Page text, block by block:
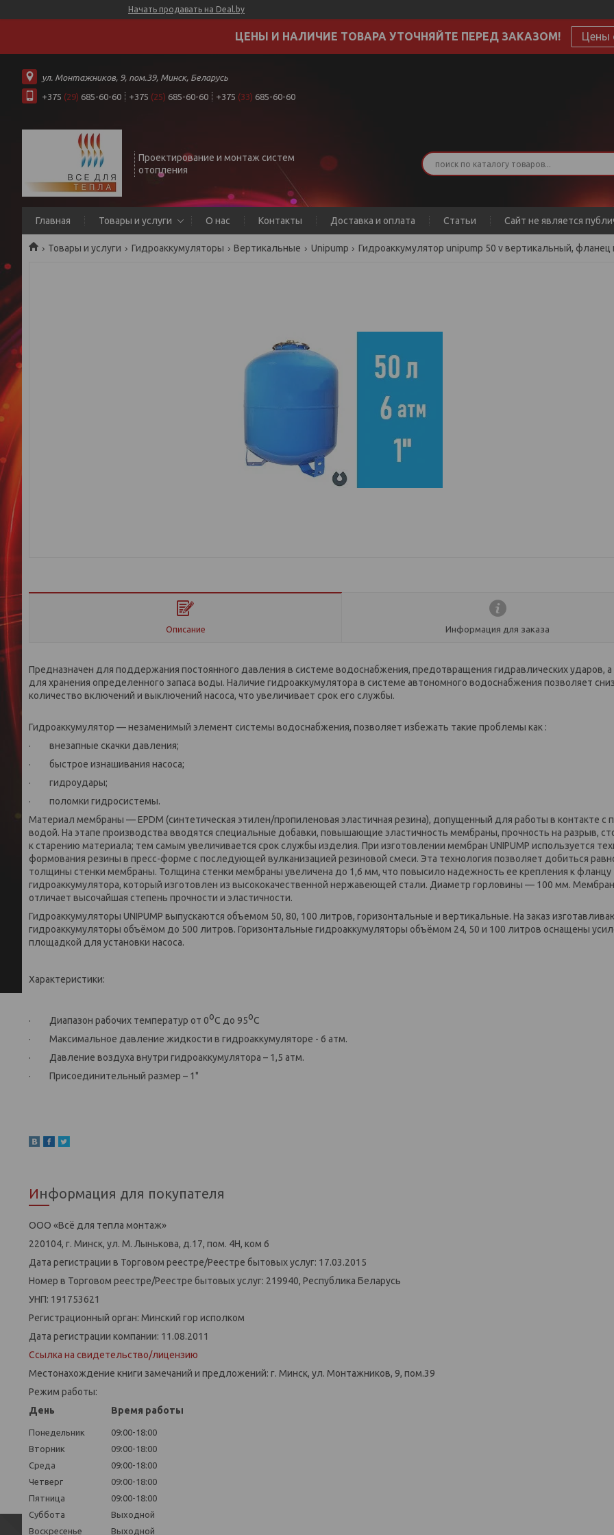
Начать продавать на Deal.by
ЦЕНЫ И НАЛИЧИЕ ТОВАРА УТОЧНЯЙТЕ ПЕРЕД ЗАКАЗОМ! Цены
ул. Монтажников, 9, пом.39, Минск, Беларусь
+375 (29) 685-60-60 +375 (25) 685-60-60 +375 (33) 685-60-60
Проектирование и монтаж систем
отопления
Главная Товары и услуги О нас Контакты Доставка и оплата Статьи Сайт не является
Товары и услуги Гидроаккумуляторы Вертикальные Unipump Гидроаккумулятор unipump 50 v вертикальный, фланец
Описание Информация для заказа
Предназначен для поддержания постоянного давления в системе водоснабжения, предотвращения гидравлических ударов, а
для хранения определенного запаса воды. Наличие гидроаккумулятора в системе автономного водоснабжения позволяет
количество включений и выключений насоса, что увеличивает срок его службы.
Гидроаккумулятор — незаменимый элемент системы водоснабжения, позволяет избежать такие проблемы как :
· внезапные скачки давления;
· быстрое изнашивания насоса;
· гидроудары;
· поломки гидросистемы.
Материал мембраны — EPDM (синтетическая этилен/пропиленовая эластичная резина), допущенный для работы в контакте с
водой. На этапе производства вводятся специальные добавки, повышающие эластичность мембраны, прочность на разрыв,
к старению материала; тем самым увеличивается срок службы изделия. При изготовлении мембран UNIPUMP используется
формования резины в пресс-форме с последующей вулканизацией резиновой смеси. Эта технология позволяет добиться
толщины стенки мембраны. Толщина стенки мембраны увеличена до 1,6 мм, что повысило надежность ее крепления к фланцу
гидроаккумулятора, который изготовлен из высококачественной нержавеющей стали. Диаметр горловины — 100 мм.
отличает высочайшая степень прочности и эластичности.
Гидроаккумуляторы UNIPUMP выпускаются объемом 50, 80, 100 литров, горизонтальные и вертикальные. На заказ
гидроаккумуляторы объёмом до 500 литров. Горизонтальные гидроаккумуляторы объёмом 24, 50 и 100 литров оснащены
площадкой для установки насоса.
Характеристики:
· Диапазон рабочих температур от 0oС до 95oС
· Максимальное давление жидкости в гидроаккумуляторе - 6 атм.
· Давление воздуха внутри гидроаккумулятора – 1,5 атм.
· Присоединительный размер – 1"
Информация для покупателя
ООО «Всё для тепла монтаж»
220104, г. Минск, ул. М. Лынькова, д.17, пом. 4Н, ком 6
Дата регистрации в Торговом реестре/Реестре бытовых услуг: 17.03.2015
Номер в Торговом реестре/Реестре бытовых услуг: 219940, Республика Беларусь
УНП: 191753621
Регистрационный орган: Минский гор исполком
Дата регистрации компании: 11.08.2011
Ссылка на свидетельство/лицензию
Местонахождение книги замечаний и предложений: г. Минск, ул. Монтажников, 9, пом.39
Режим работы:
День
Время работы
Понедельник
09:00-18:00
Вторник
09:00-18:00
Среда
09:00-18:00
Четверг
09:00-18:00
Пятница
09:00-18:00
Суббота
Выходной
Воскресенье
Выходной